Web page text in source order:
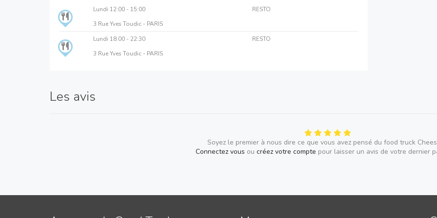
Lundi 12:00 - 15:00
RESTO
3 Rue Yves Toudic - PARIS
Lundi 18:00 - 22:30
RESTO
3 Rue Yves Toudic - PARIS
Les avis
Soyez le premier à nous dire ce que vous avez pensé du food truck
Connectez vous ou créez votre compte pour laisser un avis de votre dernier